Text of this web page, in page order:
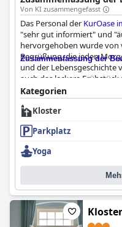
Von KI zusammengefasst
Das Personal der KurOase
"sehr gut informiert" und
hervorgehoben wurde von
Begrüßung, die jeden
und der Lebensgeschichte
auch das leckere
Frühstückspersonals. Ein
freundlichen
Bewertungen betonte die
Hilfsbereitschaft des
dem Service des Hotels sehr
Zusammenfassung der
Kategorien
Kloster
Parkplatz
Yoga